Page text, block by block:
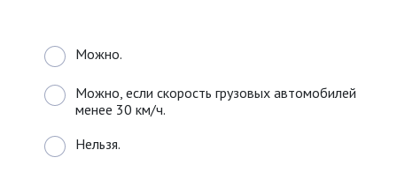
Можно.
Можно, если скорость грузовых автомобилей
менее 30 км/ч.
Нельзя.